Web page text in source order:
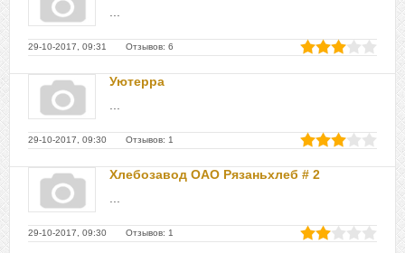
29-10-2017, 09:31 Отзывов: 6
Уютерра
29-10-2017, 09:30 Отзывов: 1
Хлебозавод ОАО Рязаньхлеб # 2
29-10-2017, 09:30 Отзывов: 1